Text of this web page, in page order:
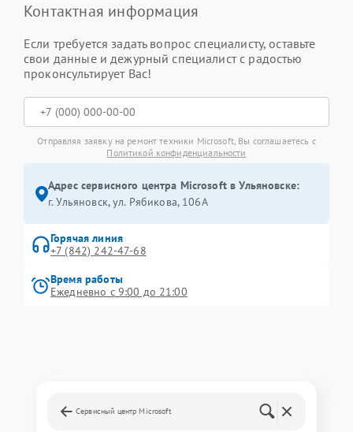
Контактная информация
Если требуется задать вопрос специалисту, оставьте
свои данные и дежурный специалист с радостью
проконсультирует Вас!
Отправляя заявку на ремонт техники Microsoft, Вы соглашаетесь с
Политикой конфиденциальности
Адрес сервисного центра Microsoft в Ульяновске:
г. Ульяновск, ул. Рябикова, 106А
Горячая линия
+7 (842) 242-47-68
Время работы
Ежедневно с 9:00 до 21:00
Сервисный центр Microsoft